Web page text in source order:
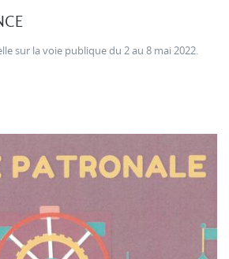
sur la voie publique du 2 au 8 mai 2022.